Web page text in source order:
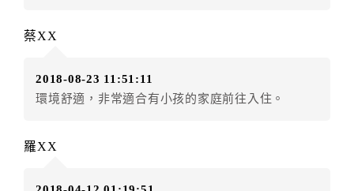
（提出申辦日為保留起算日）
店客滿，敬請及早計畫，如逾時未提出申辦，視同無條
件放棄訂單（住宿權益）。 （限原訂飯店使用）
得辦理取消退款。
蔡XX
2018-08-23 11:51:11
環境舒適，非常適合有小孩的家庭前往入住。
羅XX